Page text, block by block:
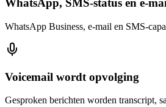
WhatsApp, SMS-status en e-
WhatsApp Business, e-mail en SMS-
Voicemail wordt opvolging
Gesproken berichten worden transcript,